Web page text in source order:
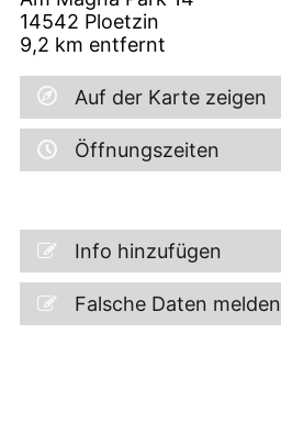
14542 Ploetzin
9,2 km entfernt
Auf der Karte zeigen
Öffnungszeiten
Info hinzufügen
Falsche Daten melden